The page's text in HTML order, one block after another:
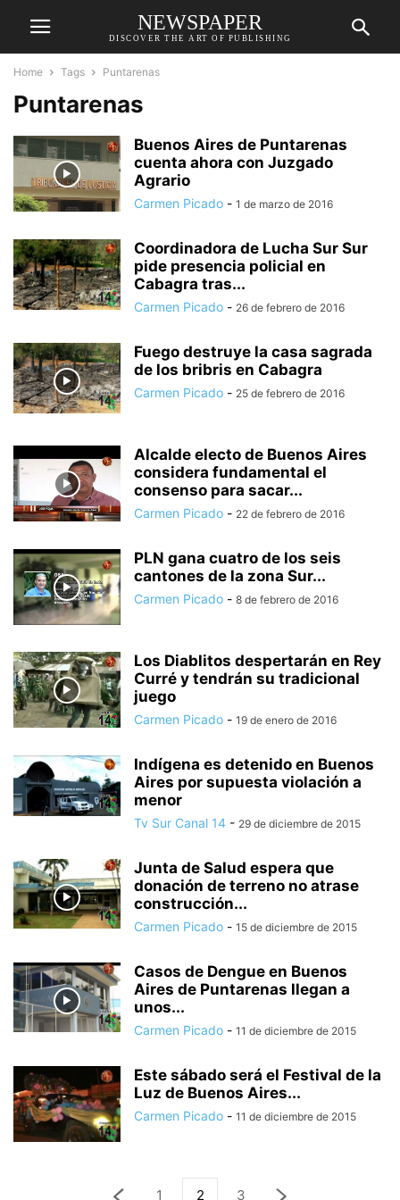
NEWSPAPER
DISCOVER THE ART OF PUBLISHING
Home Tags Puntarenas
Puntarenas
Buenos Aires de Puntarenas
cuenta ahora con Juzgado
Agrario
Carmen Picado - 1 de marzo de 2016
Coordinadora de Lucha Sur Sur
pide presencia policial en
Cabagra tras...
Carmen Picado - 26 de febrero de 2016
Fuego destruye la casa sagrada
de los bribris en Cabagra
Carmen Picado - 25 de febrero de 2016
Alcalde electo de Buenos Aires
considera fundamental el
consenso para sacar...
Carmen Picado - 22 de febrero de 2016
PLN gana cuatro de los seis
cantones de la zona Sur...
Carmen Picado - 8 de febrero de 2016
Los Diablitos despertarán en Rey
Curré y tendrán su tradicional
juego
Carmen Picado - 19 de enero de 2016
Indígena es detenido en Buenos
Aires por supuesta violación a
menor
Tv Sur Canal 14 - 29 de diciembre de 2015
Junta de Salud espera que
donación de terreno no atrase
construcción...
Carmen Picado - 15 de diciembre de 2015
Casos de Dengue en Buenos
Aires de Puntarenas llegan a
unos...
Carmen Picado - 11 de diciembre de 2015
Este sábado será el Festival de la
Luz de Buenos Aires...
Carmen Picado - 11 de diciembre de 2015
1 2 3